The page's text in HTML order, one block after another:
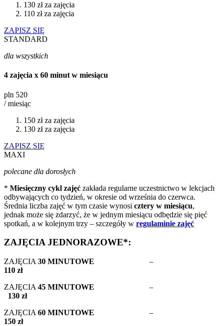
130 zł za zajęcia
110 zł za zajęcia
ZAPISZ SIĘ
STANDARD
dla wszystkich
4 zajęcia x 60 minut w miesiącu
pln 520
/ miesiąc
150 zł za zajęcia
130 zł za zajęcia
ZAPISZ SIĘ
MAXI
polecane dla dorosłych
* Miesięczny cykl zajęć zakłada regularne uczestnictwo w lekcjach
odbywających co tydzień, w okresie od września do czerwca.
Średnia liczba zajęć w tym czasie wynosi cztery w miesiącu,
jednak może się zdarzyć, że w jednym miesiącu odbędzie się pięć
spotkań, a w kolejnym trzy – szczegóły w regulaminie zajęć
ZAJĘCIA JEDNORAZOWE*:
ZAJĘCIA 30 MINUTOWE –
110 zł
ZAJĘCIA 45 MINUTOWE –
130 zł
ZAJĘCIA 60 MINUTOWE –
150 zł